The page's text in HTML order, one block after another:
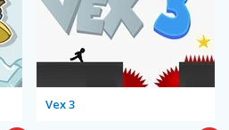
Vex 3